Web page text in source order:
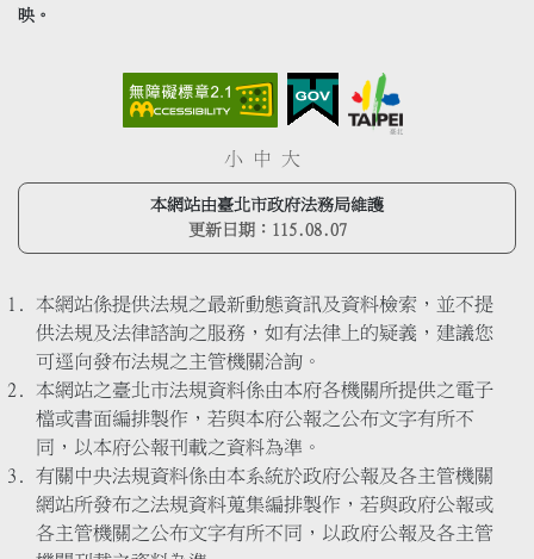
映。
小 中 大
本網站由臺北市政府法務局維護
更新日期： 115.08.07
本網站係提供法規之最新動態資訊及資料檢索，並不提
供法規及法律諮詢之服務，如有法律上的疑義，建議您
可逕向發布法規之主管機關洽詢。
本網站之臺北市法規資料係由本府各機關所提供之電子
檔或書面編排製作，若與本府公報之公布文字有所不
同，以本府公報刊載之資料為準。
有關中央法規資料係由本系統於政府公報及各主管機關
網站所發布之法規資料蒐集編排製作，若與政府公報或
各主管機關之公布文字有所不同，以政府公報及各主管